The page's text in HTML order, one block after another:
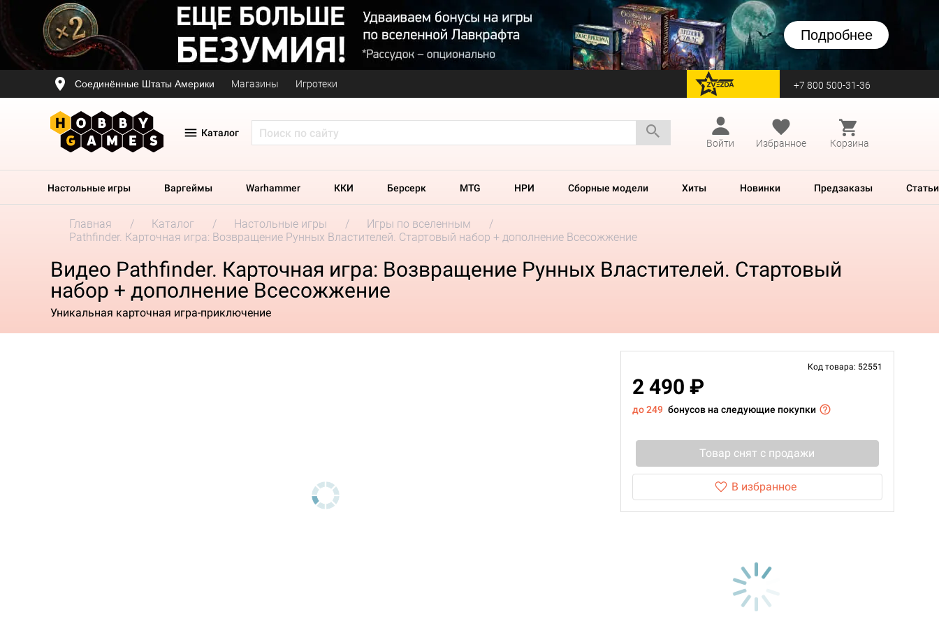
Подробнее
Соединённые Штаты Америки Магазины Игротеки перейти на Zvezda +7 800 500-31-36
Каталог
Войти
Избранное Корзина
Настольные игры Варгеймы Warhammer ККИ Берсерк MTG НРИ Сборные модели Хиты Новинки Предзаказы Статьи
Главная Каталог Настольные игры
Игры по вселенным
Pathfinder. Карточная игра: Возвращение Рунных Властителей. Стартовый набор + дополнение Всесожжение
Видео Pathfinder. Карточная игра: Возвращение Рунных Властителей. Стартовый
набор + дополнение Всесожжение
Уникальная карточная игра-приключение
Код товара: 52551
2 490 ₽
до 249 бонусов на следующие покупки
Товар снят с продажи
В избранное